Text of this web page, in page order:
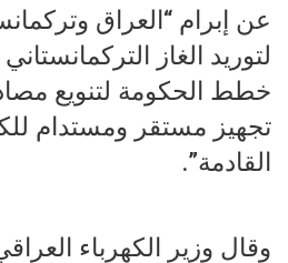
عن إبرام “العراق
لتوريد الغاز
خطط الحكومة لتنويع
تجهيز مستقر ومستدام
القادمة”.
وقال وزير الكهرباء